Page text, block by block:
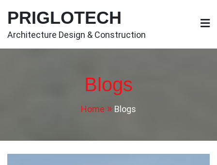
content
PRIGLOTECH
Architecture Design & Construction
Blogs
Home Blogs